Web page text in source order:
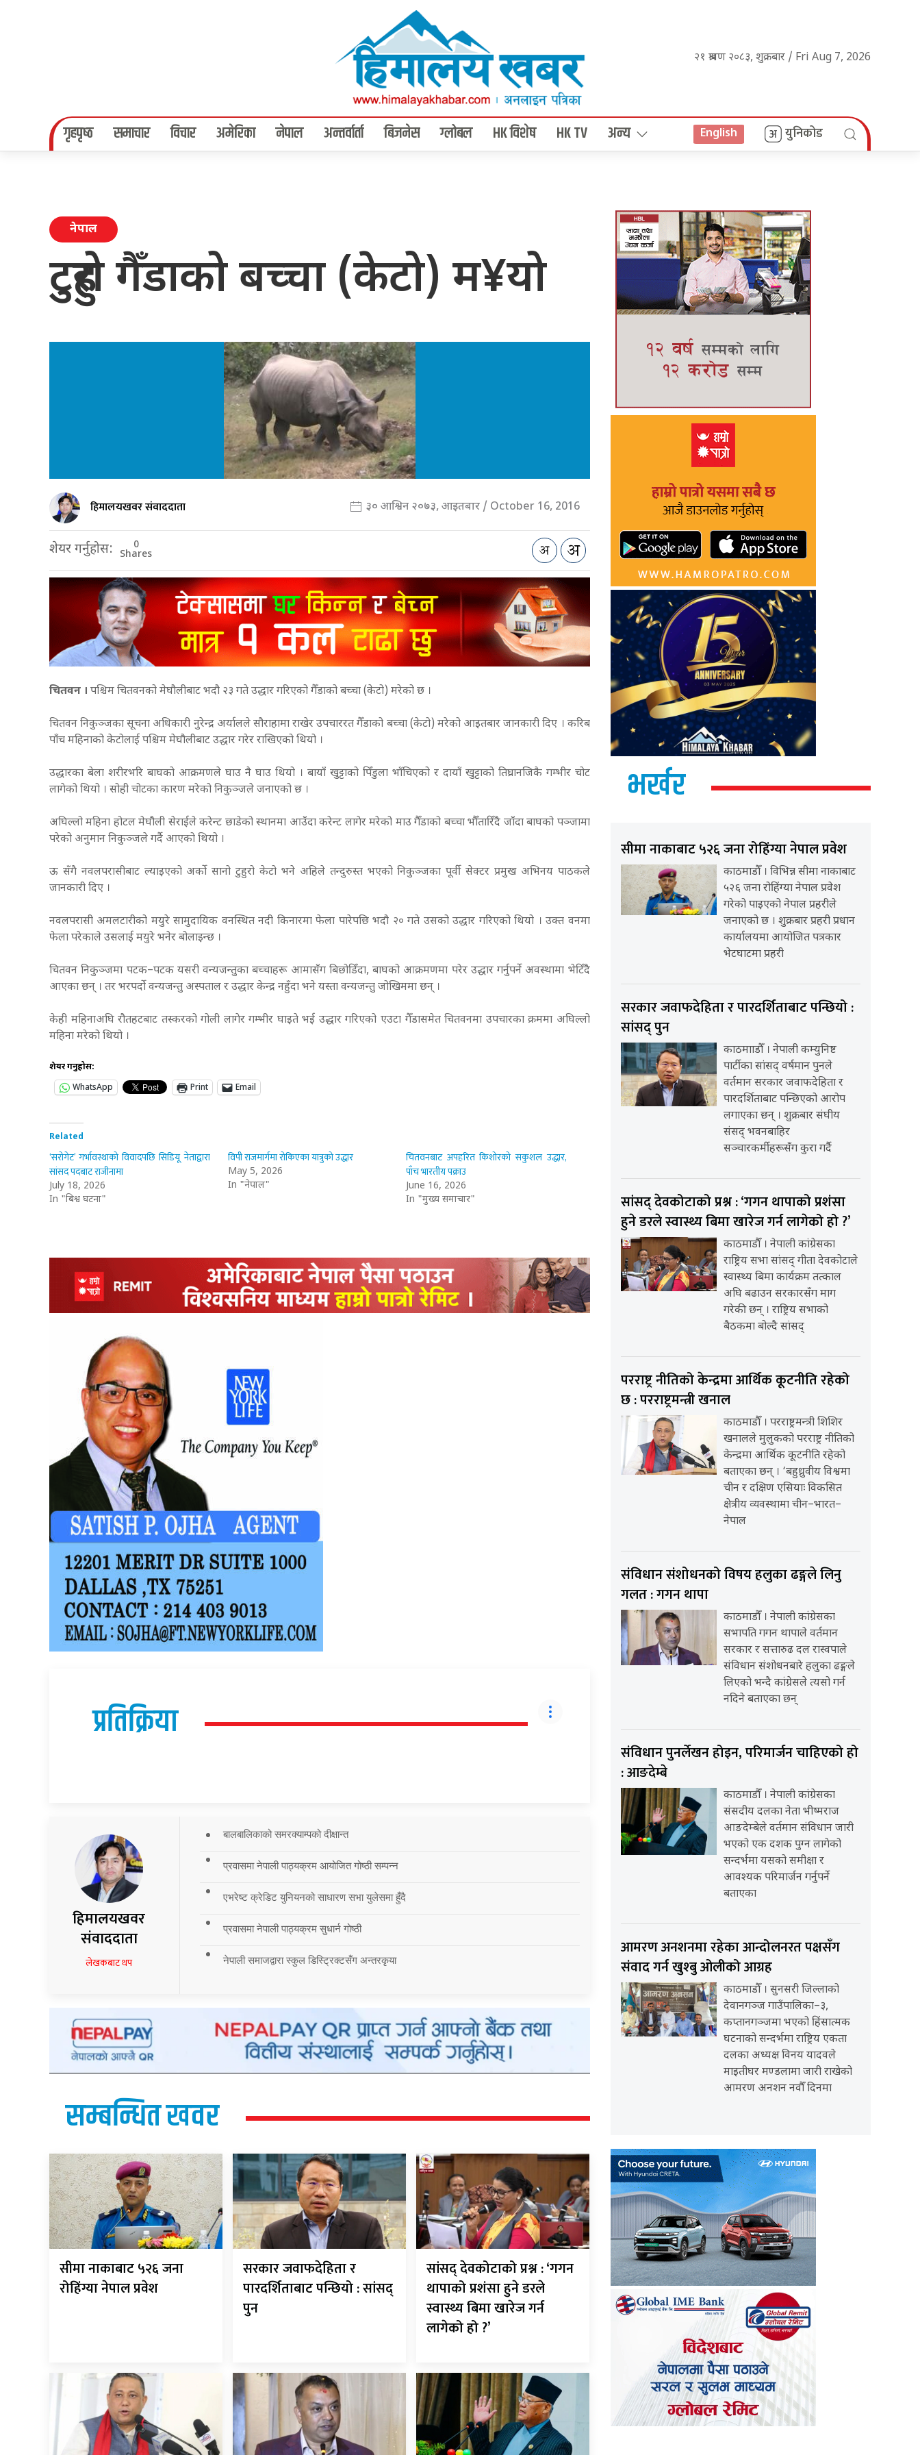
२१ श्रावण २०८३, शुक्रबार / Fri Aug 7, 2026
गृहपृष्‍ठ समाचार विचार अमेरिका नेपाल अन्तर्वार्ता बिजनेस ग्लोबल HK विशेष HK TV अन्य English युनिकोड
नेपाल
टुहुरो गैँडाको बच्चा (केटो) म¥यो
हिमालयखवर संवाददाता ३० आश्विन २०७३, आइतबार / October 16, 2016
शेयर गर्नुहोस: 0
Shares
चितवन । पश्चिम चितवनको मेघौलीबाट भदौ २३ गते उद्धार गरिएको गैँडाको बच्चा (केटो) मरेको छ ।
चितवन निकुञ्जका सूचना अधिकारी नुरेन्द्र अर्यालले सौराहामा राखेर उपचाररत गैँडाको बच्चा (केटो) मरेको आइतबार जानकारी दिए । करिब
पाँच महिनाको केटोलाई पश्चिम मेघौलीबाट उद्धार गरेर राखिएको थियो ।
उद्धारका बेला शरीरभरि बाघको आक्रमणले घाउ नै घाउ थियो । बायाँ खुट्टाको पिँडुला भाँचिएको र दायाँ खुट्टाको तिघ्रानजिकै गम्भीर चोट
लागेको थियो । सोही चोटका कारण मरेको निकुञ्जले जनाएको छ ।
अघिल्लो महिना होटल मेघौली सेराईले करेन्ट छाडेको स्थानमा आउँदा करेन्ट लागेर मरेको माउ गैँडाको बच्चा भौँतारिँदै जाँदा बाघको पञ्जामा
परेको अनुमान निकुञ्जले गर्दै आएको थियो ।
ऊ सँगै नवलपरासीबाट ल्याइएको अर्काे सानो टुहुरो केटो भने अहिले तन्दुरुस्त भएको निकुञ्जका पूर्वी सेक्टर प्रमुख अभिनय पाठकले
जानकारी दिए ।
नवलपरासी अमलटारीको मयुरे सामुदायिक वनस्थित नदी किनारमा फेला पारेपछि भदौ २० गते उसको उद्धार गरिएको थियो । उक्त वनमा
फेला परेकाले उसलाई मयुरे भनेर बोलाइन्छ ।
चितवन निकुञ्जमा पटक–पटक यसरी वन्यजन्तुका बच्चाहरू आमासँग बिछोडिँदा, बाघको आक्रमणमा परेर उद्धार गर्नुपर्ने अवस्थामा भेटिँदै
आएका छन् । तर भरपर्दाे वन्यजन्तु अस्पताल र उद्धार केन्द्र नहुँदा भने यस्ता वन्यजन्तु जोखिममा छन् ।
केही महिनाअघि रौतहटबाट तस्करको गोली लागेर गम्भीर घाइते भई उद्धार गरिएको एउटा गैँडासमेत चितवनमा उपचारका क्रममा अघिल्लो
महिना मरेको थियो ।
शेयर गर्नुहोस:
WhatsApp
Print Email
Related
‘सरोगेट’ गर्भावस्थाको विवादपछि सिडियू नेताद्वारा
सांसद पदबाट राजीनामा
July 18, 2026
In "बिश्व घटना"
विपी राजमार्गमा रोकिएका यात्रुको उद्धार
May 5, 2026
In "नेपाल"
चितवनबाट अपहरित किशोरको सकुशल उद्धार,
पाँच भारतीय पक्राउ
June 16, 2026
In "मुख्य समाचार"
प्रतिक्रिया
हिमालयखवर
संवाददाता
लेखकबाट थप
बालबालिकाको समरक्याम्पको दीक्षान्त
प्रवासमा नेपाली पाठ्यक्रम आयोजित गोष्ठी सम्पन्न
एभरेष्ट क्रेडिट युनियनको साधारण सभा युलेसमा हुँदै
प्रवासमा नेपाली पाठ्यक्रम सुधार्न गोष्ठी
नेपाली समाजद्वारा स्कुल डिस्ट्रिक्टसँग अन्तरकृया
सम्बन्धित खवर
सीमा नाकाबाट ५२६ जना
रोहिंग्या नेपाल प्रवेश
सरकार जवाफदेहिता र
पारदर्शिताबाट पन्छियो : सांसद्
पुन
सांसद् देवकोटाको प्रश्न : ‘गगन
थापाको प्रशंसा हुने डरले
स्वास्थ्य बिमा खारेज गर्न
लागेको हो ?’
भर्खर
सीमा नाकाबाट ५२६ जना रोहिंग्या नेपाल प्रवेश
काठमाडौँ । विभिन्न सीमा नाकाबाट
५२६ जना रोहिंग्या नेपाल प्रवेश
गरेको पाइएको नेपाल प्रहरीले
जनाएको छ । शुक्रबार प्रहरी प्रधान
कार्यालयमा आयोजित पत्रकार
भेटघाटमा प्रहरी
सरकार जवाफदेहिता र पारदर्शिताबाट पन्छियो :
सांसद् पुन
काठमााडौँ । नेपाली कम्युनिष्ट
पार्टीका सांसद् वर्षमान पुनले
वर्तमान सरकार जवाफदेहिता र
पारदर्शिताबाट पन्छिएको आरोप
लगाएका छन् । शुक्रबार संघीय
संसद् भवनबाहिर
सञ्चारकर्मीहरूसँग कुरा गर्दै
सांसद् देवकोटाको प्रश्न : ‘गगन थापाको प्रशंसा
हुने डरले स्वास्थ्य बिमा खारेज गर्न लागेको हो ?’
काठमाडौँ । नेपाली कांग्रेसका
राष्ट्रिय सभा सांसद् गीता देवकोटाले
स्वास्थ्य बिमा कार्यक्रम तत्काल
अघि बढाउन सरकारसँग माग
गरेकी छन् । राष्ट्रिय सभाको
बैठकमा बोल्दै सांसद्
परराष्ट्र नीतिको केन्द्रमा आर्थिक कूटनीति रहेको
छ : परराष्ट्रमन्त्री खनाल
काठमाडौँ । परराष्ट्रमन्त्री शिशिर
खनालले मुलुकको परराष्ट्र नीतिको
केन्द्रमा आर्थिक कूटनीति रहेको
बताएका छन् । ‘बहुध्रुवीय विश्वमा
चीन र दक्षिण एसियाः विकसित
क्षेत्रीय व्यवस्थामा चीन–भारत–
नेपाल
संविधान संशोधनको विषय हलुका ढङ्गले लिनु
गलत : गगन थापा
काठमाडौँ । नेपाली कांग्रेसका
सभापति गगन थापाले वर्तमान
सरकार र सत्तारुढ दल रास्वपाले
संविधान संशोधनबारे हलुका ढङ्गले
लिएको भन्दै कांग्रेसले त्यसो गर्न
नदिने बताएका छन्
संविधान पुनर्लेखन होइन, परिमार्जन चाहिएको हो
: आङदेम्बे
काठमाडौँ । नेपाली कांग्रेसका
संसदीय दलका नेता भीष्मराज
आङदेम्बेले वर्तमान संविधान जारी
भएको एक दशक पुग्न लागेको
सन्दर्भमा यसको समीक्षा र
आवश्यक परिमार्जन गर्नुपर्ने
बताएका
आमरण अनशनमा रहेका आन्दोलनरत पक्षसँग
संवाद गर्न खुश्बु ओलीको आग्रह
काठमाडौँ । सुनसरी जिल्लाको
देवानगञ्ज गाउँपालिका–३,
कप्तानगञ्जमा भएको हिंसात्मक
घटनाको सन्दर्भमा राष्ट्रिय एकता
दलका अध्यक्ष विनय यादवले
माइतीघर मण्डलामा जारी राखेको
आमरण अनशन नवौँ दिनमा